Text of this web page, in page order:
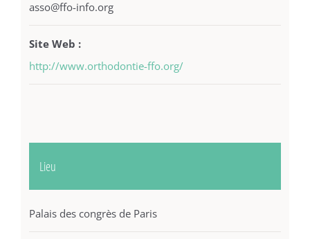
asso@ffo-info.org
Site Web :
http://www.orthodontie-ffo.org/
Lieu
Palais des congrès de Paris